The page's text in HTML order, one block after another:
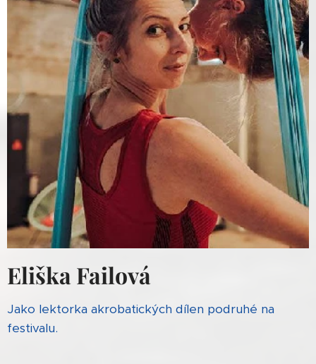
Eliška Failová
Jako lektorka akrobatických dílen podruhé na
festivalu.